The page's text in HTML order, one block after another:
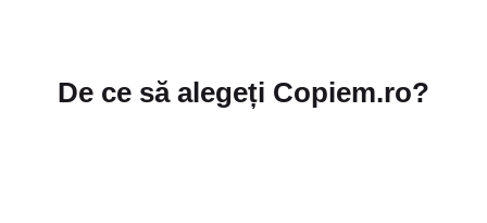
De ce să alegeți Copiem.ro?